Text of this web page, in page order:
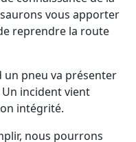
vous apporter
reprendre la route
un pneu va présenter
incident vient
intégrité.
nous pourrons